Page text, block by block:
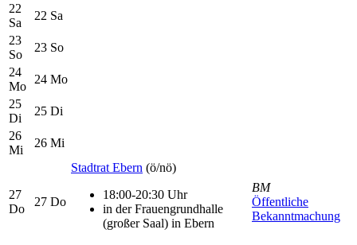
22
Sa
22 Sa
23
So
23 So
24
Mo
24 Mo
25
Di
25 Di
26
Mi
26 Mi
27
Do
27 Do
Stadtrat Ebern (ö/nö)
18:00-20:30 Uhr
in der Frauengrundhalle
(großer Saal) in Ebern
BM
Öffentliche
Bekanntmachung